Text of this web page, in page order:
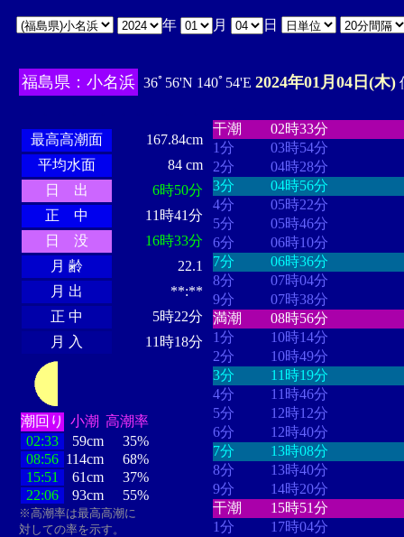
年 月 日
福島県：小名浜 36ﾟ56'N 140ﾟ54'E 2024年01月04日(木)
最高高潮面
167.84cm
平均水面
84 cm
日 出
6時50分
正 中
11時41分
日 没
16時33分
月 齢
22.1
月 出
**:**
正 中
5時22分
月 入
11時18分
潮回り 小潮 高潮率
02:33
59cm
35%
08:56 114cm
68%
15:51
61cm
37%
22:06
93cm 55%
※高潮率は最高高潮に
対しての率を示す。
干潮
02時33分
1分
03時54分
2分
04時28分
3分
04時56分
4分
05時22分
5分
05時46分
6分
06時10分
7分
06時36分
8分
07時04分
9分
07時38分
満潮
08時56分
1分
10時14分
2分
10時49分
3分
11時19分
4分
11時46分
5分
12時12分
6分
12時40分
7分
13時08分
8分
13時40分
9分
14時20分
干潮
15時51分
1分
17時04分